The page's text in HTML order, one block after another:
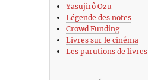
Yasujirô Ozu
Légende des notes
Crowd Funding
Livres sur le cinéma
Les parutions de livres